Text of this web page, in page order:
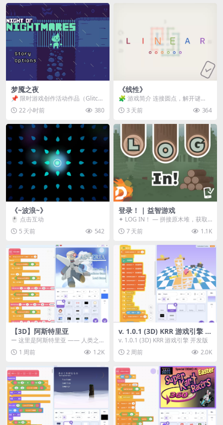
梦魇之夜
📌 限时游戏创作活动作品（Glitch
Game Jam） 📖 故事背景 怪物四...
22 小时前 380
《线性》
🧩 游戏简介 连接圆点，解开谜
题。 ⚠️ 重要提示 所有关卡均可通
关，请确保使用...
3 天前 364
《~波浪~》
🖱️ 点击互动
5 天前
542
登录！ | 益智游戏
✦ LOG IN！ — 拼接原木堆，获取
分数！ ᑕ☲◎ ᑕ☲◎ ᑕ☲◎ ᑕ☲◎ ...
7 天前 1.1K
【3D】阿斯特里亚
ー 这里是阿斯特里亚 —— 人类之
罪与未来希望交汇之地 📖 游戏简
介 《阿斯特里...
1 周前 1.2K
v. 1.0.1 (3D) KRR 游戏引擎 开
发版
v. 1.0.1 (3D) KRR 游戏引擎 开发版
2 周前
2.0K